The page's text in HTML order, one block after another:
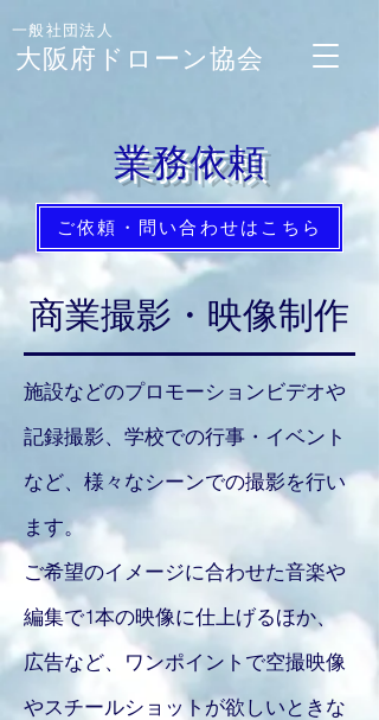
一般社団法人
大阪府ドローン協会
業務依頼
ご依頼・問い合わせはこちら
商業撮影・映像制作
施設などのプロモーションビデオや
記録撮影、学校での行事・イベント
など、様々なシーンでの撮影を行い
ます。
​ご希望のイメージに合わせた音楽や
編集で1本の映像に仕上げるほか、
広告など、ワンポイントで空撮映像
やスチールショットが欲しいときな